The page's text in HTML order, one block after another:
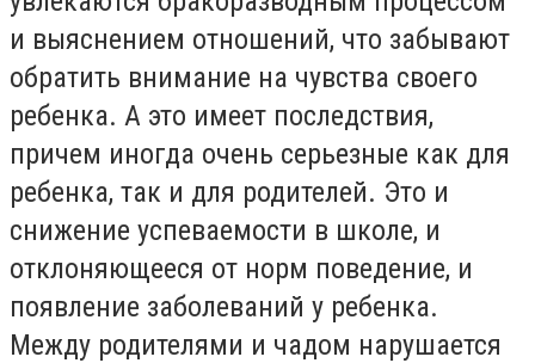
и выяснением отношений, что забывают
обратить внимание на чувства своего
ребенка. А это имеет последствия,
причем иногда очень серьезные как для
ребенка, так и для родителей. Это и
снижение успеваемости в школе, и
отклоняющееся от норм поведение, и
появление заболеваний у ребенка.
Между родителями и чадом нарушается